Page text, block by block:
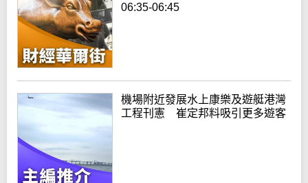
06:35-06:45
機場附近發展水上康樂及遊艇港灣
工程刊憲 崔定邦料吸引更多遊客